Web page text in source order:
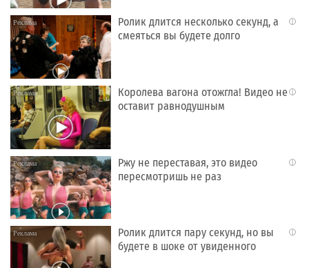
i
Ролик длится несколько секунд, а
смеяться вы будете долго
i
Королева вагона отожгла! Видео не
оставит равнодушным
i
Ржу не переставая, это видео
пересмотришь не раз
i
Ролик длится пару секунд, но вы
будете в шоке от увиденного